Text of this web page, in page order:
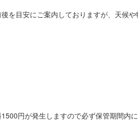
を目安にご案内しておりますが、天候
円が発生しますので必ず保管期間内